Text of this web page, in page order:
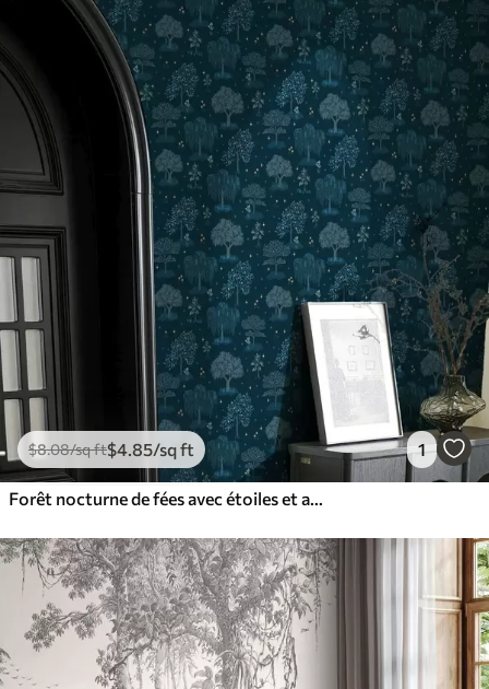
$8.08/sq ft$4.85/sq ft 1
Forêt nocturne de fées avec étoiles et arbres décoratifs